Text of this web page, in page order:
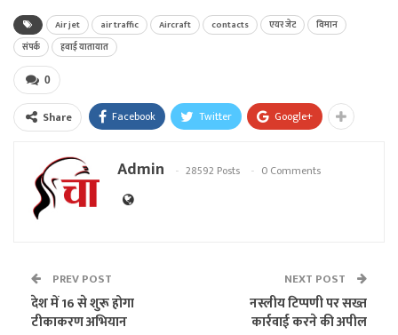
Air jet air traffic Aircraft contacts एयर जेट
विमान
संपर्क
हवाई यातायात
0
Share Facebook Twitter Google+
Admin 28592 Posts 0 Comments
PREV POST
देश में 16 से शुरू होगा
टीकाकरण अभियान
NEXT POST
नस्लीय टिप्पणी पर सख्त
कार्रवाई करने की अपील